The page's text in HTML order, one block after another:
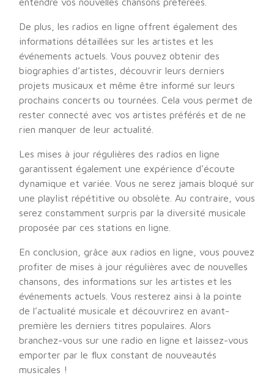
De plus, les radios en ligne offrent également des
informations détaillées sur les artistes et les
événements actuels. Vous pouvez obtenir des
biographies d’artistes, découvrir leurs derniers
projets musicaux et même être informé sur leurs
prochains concerts ou tournées. Cela vous permet de
rester connecté avec vos artistes préférés et de ne
rien manquer de leur actualité.
Les mises à jour régulières des radios en ligne
garantissent également une expérience d’écoute
dynamique et variée. Vous ne serez jamais bloqué sur
une playlist répétitive ou obsolète. Au contraire, vous
serez constamment surpris par la diversité musicale
proposée par ces stations en ligne.
En conclusion, grâce aux radios en ligne, vous pouvez
profiter de mises à jour régulières avec de nouvelles
chansons, des informations sur les artistes et les
événements actuels. Vous resterez ainsi à la pointe
de l’actualité musicale et découvrirez en avant-
première les derniers titres populaires. Alors
branchez-vous sur une radio en ligne et laissez-vous
emporter par le flux constant de nouveautés
musicales !